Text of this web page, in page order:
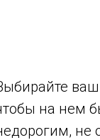
на нем
не